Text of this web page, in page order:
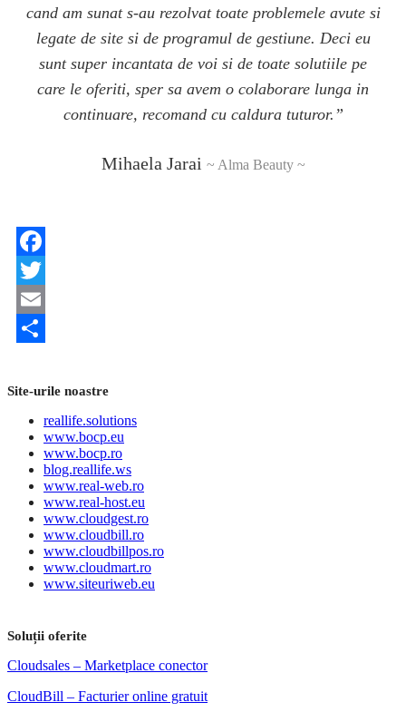
cand am sunat s-au rezolvat toate problemele avute si
legate de site si de programul de gestiune. Deci eu
sunt super incantata de voi si de toate solutiile pe
care le oferiti, sper sa avem o colaborare lunga in
continuare, recomand cu caldura tuturor.”
Mihaela Jarai ~ Alma Beauty ~
Facebook
Twitter
Email
Site-urile noastre
reallife.solutions
www.bocp.eu
www.bocp.ro
blog.reallife.ws
www.real-web.ro
www.real-host.eu
www.cloudgest.ro
www.cloudbill.ro
www.cloudbillpos.ro
www.cloudmart.ro
www.siteuriweb.eu
Soluții oferite
Cloudsales – Marketplace conector
CloudBill – Facturier online gratuit